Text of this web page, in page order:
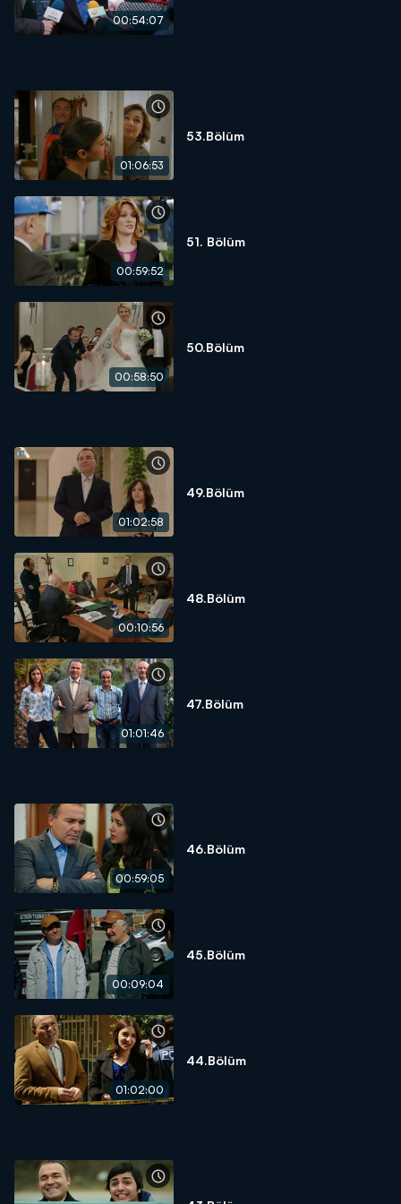
00:54:07
01:06:53
53.Bölüm
00:59:52
51. Bölüm
00:58:50
50.Bölüm
01:02:58
49.Bölüm
00:10:56
48.Bölüm
01:01:46
47.Bölüm
00:59:05
46.Bölüm
00:09:04
45.Bölüm
01:02:00
44.Bölüm